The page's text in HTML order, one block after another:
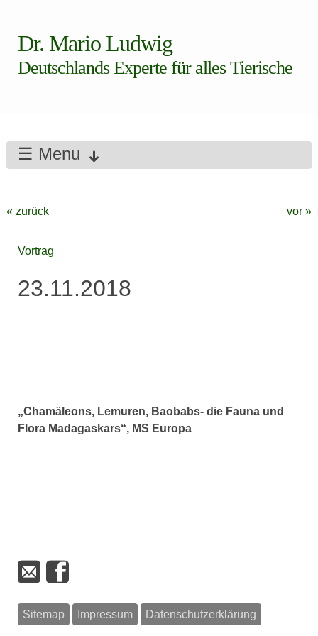
Dr. Mario Ludwig
Deutschlands Experte für alles Tierische
☰ Menu
« zurück vor »
Vortrag
23.11.2018
„Chamäleons, Lemuren, Baobabs- die Fauna und
Flora Madagaskars“, MS Europa
Sitemap Impressum Datenschutzerklärung